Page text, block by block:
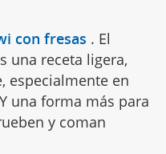
con fresas . El
una receta ligera,
especialmente en
una forma más para
y coman